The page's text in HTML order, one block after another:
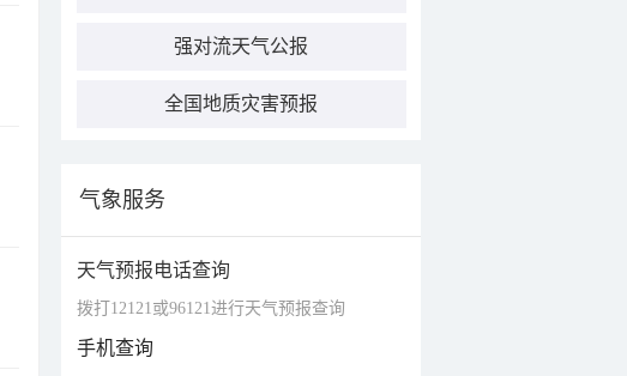
强对流天气公报
全国地质灾害预报
气象服务
天气预报电话查询
拨打12121或96121进行天气预报查询
手机查询